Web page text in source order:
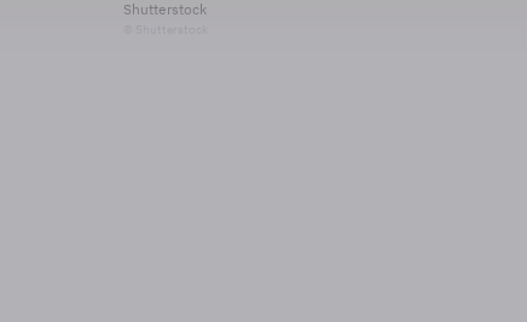
Shutterstock